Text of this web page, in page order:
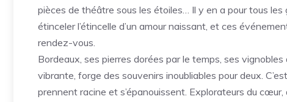
pièces de théâtre sous les étoiles… Il y en a pour tous
étinceler l’étincelle d’un amour naissant, et ces
rendez-vous.
Bordeaux, ses pierres dorées par le temps, ses
vibrante, forge des souvenirs inoubliables pour deux.
prennent racine et s’épanouissent. Explorateurs du